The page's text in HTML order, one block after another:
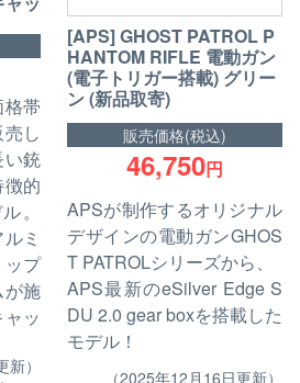
帯
し
い銃
的
。
ミ
ップ
が施
ッ
）
[APS] GHOST PATROL P
HANTOM RIFLE 電動ガン
(電子トリガー搭載) グリー
ン (新品取寄)
販売価格(税込)
46,750円
APSが制作するオリジナル
デザインの電動ガンGHOS
T PATROLシリーズから、
APS最新のeSilver Edge S
DU 2.0 gear boxを搭載した
モデル！
（2025年12月16日更新）